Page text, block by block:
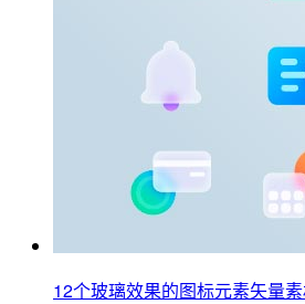
12个玻璃效果的图标元素矢量